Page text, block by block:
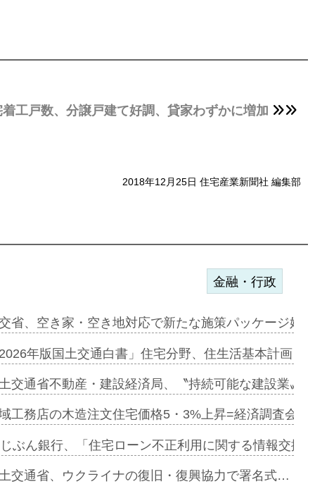
工戸数、分譲戸建て好調、貸家わずかに増加
2018年12月25日 住宅産業新聞社 編集部
サー契約…
起用…
ミーレキ…
も城南エ…
合型の賃…
ンカフェ…
金融・行政
省、空き家・空き地対応で新たな施策パッケージ始
年版国土交通白書」住宅分野、住生活基本計画を
交通省不動産・建設経済局、〝持続可能な建設業〟
工務店の木造注文住宅価格5・3%上昇=経済調査会
ぶん銀行、「住宅ローン不正利用に関する情報交換
交通省、ウクライナの復旧・復興協力で署名式…